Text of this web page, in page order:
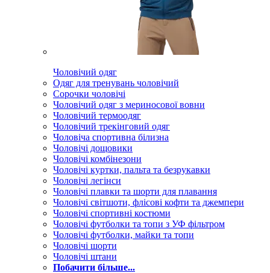
Чоловічий одяг
Одяг для тренувань чоловічий
Сорочки чоловічі
Чоловічий одяг з мериносової вовни
Чоловічий термоодяг
Чоловічий трекінговий одяг
Чоловіча спортивна білизна
Чоловічі дощовики
Чоловічі комбінезони
Чоловічі куртки, пальта та безрукавки
Чоловічі легінси
Чоловічі плавки та шорти для плавання
Чоловічі світшоти, флісові кофти та джемпери
Чоловічі спортивні костюми
Чоловічі футболки та топи з УФ фільтром
Чоловічі футболки, майки та топи
Чоловічі шорти
Чоловічі штани
Побачити більше...